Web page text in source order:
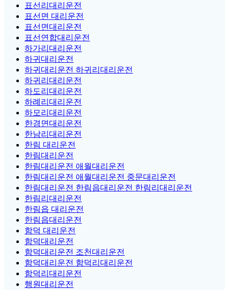
표선리대리운전
표선면 대리운전
표선면대리운전
표선연합대리운전
하가리대리운전
하귀대리운전
하귀대리운전 하귀리대리운전
하귀리대리운전
하도리대리운전
하례리대리운전
하모리대리운전
한경면대리운전
한남리대리운전
한림 대리운전
한림대리운전
한림대리운전 애월대리운전
한림대리운전 애월대리운전 중문대리운전
한림대리운전 한림읍대리운전 한림리대리운전
한림리대리운전
한림읍 대리운전
한림읍대리운전
함덕 대리운전
함덕대리운전
함덕대리운전 조천대리운전
함덕대리운전 함덕리대리운전
함덕리대리운전
행원대리운전